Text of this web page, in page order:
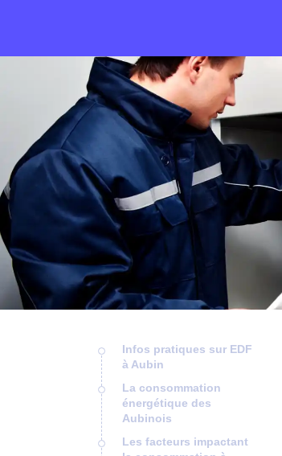
Infos pratiques sur EDF
à Aubin
La consommation
énergétique des
Aubinois
Les facteurs impactant